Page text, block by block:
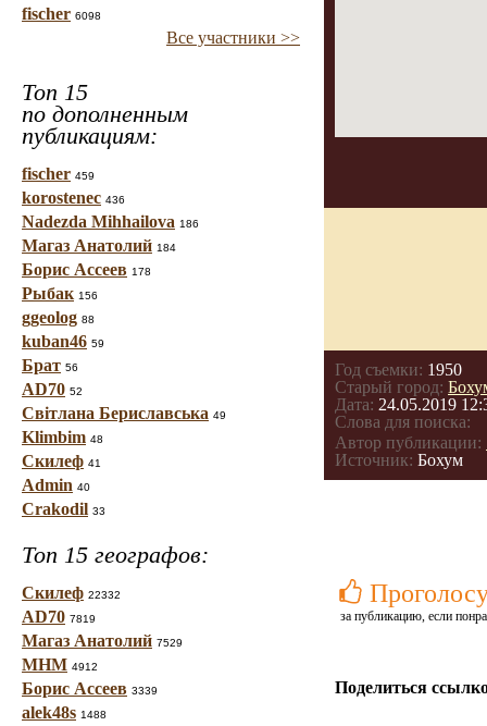
fischer 6098
Все участники >>
Топ 15
по дополненным
публикациям:
fischer 459
korostenec 436
Nadezda Mihhailova 186
Магаз Анатолий 184
Борис Ассеев 178
Рыбак 156
ggeolog 88
kuban46 59
Брат 56
AD70 52
Світлана Бериславська 49
Klimbim 48
Скилеф 41
Admin 40
Crakodil 33
Топ 15 географов:
Скилеф 22332
AD70 7819
Магаз Анатолий 7529
МНМ 4912
Борис Ассеев 3339
alek48s 1488
Год съемки: 1950
Старый город:
Дата: 24.05.2019
Слова для поиска:
Автор публикации:
Источник: Бохум
за публикацию, если
Поделиться